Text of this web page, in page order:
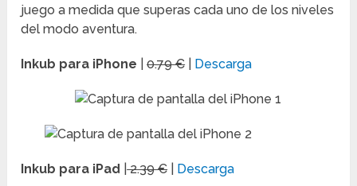
juego a medida que superas cada uno de los niveles
del modo aventura.
Inkub para iPhone |0.79 € Descarga
Inkub para iPad |2.39 € Descarga